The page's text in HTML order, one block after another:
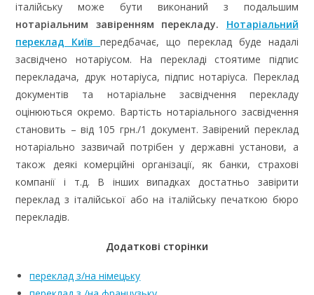
італійську може бути виконаний з подальшим
нотаріальним завіренням перекладу. Нотаріальний
переклад Київпередбачає, що переклад буде надалі
засвідчено нотаріусом. На перекладі стоятиме підпис
перекладача, друк нотаріуса, підпис нотаріуса. Переклад
документів та нотаріальне засвідчення перекладу
оцінюються окремо. Вартість нотаріального засвідчення
становить – від 105 грн./1 документ. Завірений переклад
нотаріально зазвичай потрібен у державні установи, а
також деякі комерційні організації, як банки, страхові
компанії і т.д. В інших випадках достатньо завірити
переклад з італійської або на італійську печаткою бюро
перекладів.
Додаткові сторінки
переклад з/на німецьку